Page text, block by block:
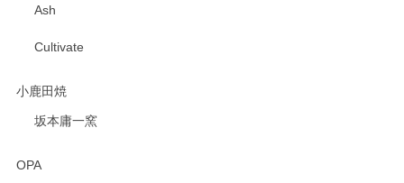
Ash
Cultivate
小鹿田焼
坂本庸一窯
OPA